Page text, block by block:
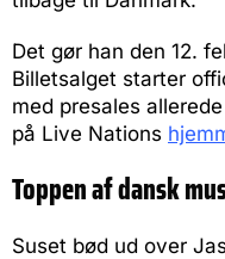
Det gør han den 12.
Billetsalget starter
med presales
på Live Nations
Toppen af dansk
Suset bød ud over